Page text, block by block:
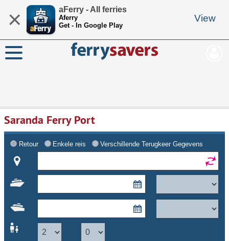
× aFerry - All ferries
Aferry
Get - In Google Play
View
Saranda Ferry Port
Retour Enkele reis Verschillende Terugkeer Gegevens